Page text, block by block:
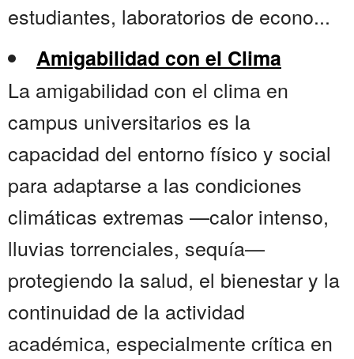
estudiantes, laboratorios de econo...
Amigabilidad con el Clima
La amigabilidad con el clima en
campus universitarios es la
capacidad del entorno físico y social
para adaptarse a las condiciones
climáticas extremas —calor intenso,
lluvias torrenciales, sequía—
protegiendo la salud, el bienestar y la
continuidad de la actividad
académica, especialmente crítica en